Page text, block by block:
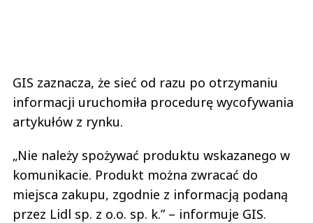
GIS zaznacza, że sieć od razu po otrzymaniu
informacji uruchomiła procedurę wycofywania
artykułów z rynku.
„Nie należy spożywać produktu wskazanego w
komunikacie. Produkt można zwracać do
miejsca zakupu, zgodnie z informacją podaną
przez Lidl sp. z o.o. sp. k.” – informuje GIS.